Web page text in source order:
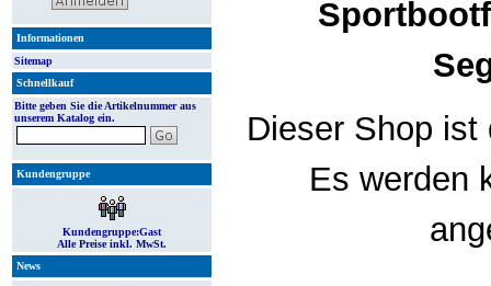
Informationen
Sitemap
Schnellkauf
Bitte geben Sie die Artikelnummer aus
unserem Katalog ein.
Kundengruppe
Kundengruppe:Gast
Alle Preise inkl. MwSt.
News
Dieser Shop
Es werden